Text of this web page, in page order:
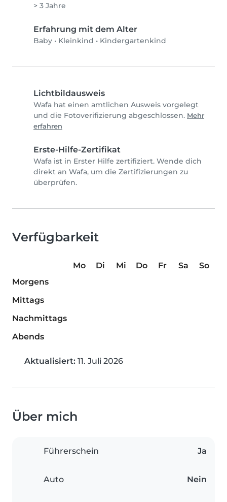
> 3 Jahre
Erfahrung mit dem Alter
Baby • Kleinkind • Kindergartenkind
Lichtbildausweis
Wafa hat einen amtlichen Ausweis vorgelegt
und die Fotoverifizierung abgeschlossen. Mehr
erfahren
Erste-Hilfe-Zertifikat
Wafa ist in Erster Hilfe zertifiziert. Wende dich
direkt an Wafa, um die Zertifizierungen zu
überprüfen.
Verfügbarkeit
Mo Di Mi Do Fr Sa
So
Morgens
Mittags
Nachmittags
Abends
Aktualisiert: 11. Juli 2026
Über mich
Führerschein Ja
Auto Nein